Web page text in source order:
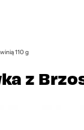
110 g
z